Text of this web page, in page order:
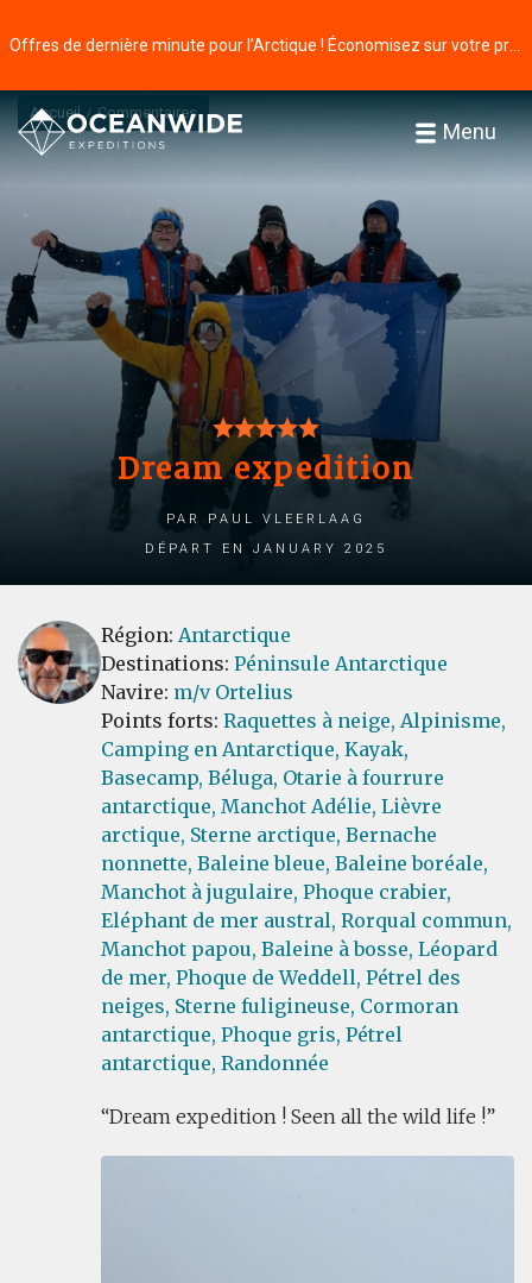
Menu
Accueil Commentaires
Dream expedition
par Paul Vleerlaag
Départ en January 2025
Région: Antarctique
Destinations: Péninsule Antarctique
Navire: m/v Ortelius
Points forts: Raquettes à neige, Alpinisme,
Camping en Antarctique, Kayak,
Basecamp, Béluga, Otarie à fourrure
antarctique, Manchot Adélie, Lièvre
arctique, Sterne arctique, Bernache
nonnette, Baleine bleue, Baleine boréale,
Manchot à jugulaire, Phoque crabier,
Eléphant de mer austral, Rorqual commun,
Manchot papou, Baleine à bosse, Léopard
de mer, Phoque de Weddell, Pétrel des
neiges, Sterne fuligineuse, Cormoran
antarctique, Phoque gris, Pétrel
antarctique, Randonnée
Dream expedition ! Seen all the wild life !